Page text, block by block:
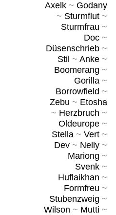
Axelk~ Godany
~ Sturmflut~
Sturmfrau ~
Doc~
Düsenschrieb~
Stil ~ Anke~
Boomerang ~
Gorilla~
Borrowfield ~
Zebu ~ Etosha
~ Herzbruch ~
Oldeurope~
Stella~ Vert~
Dev~ Nelly~
Mariong ~
Svenk~
Huflaikhan ~
Formfreu ~
Stubenzweig ~
Wilson ~ Mutti ~